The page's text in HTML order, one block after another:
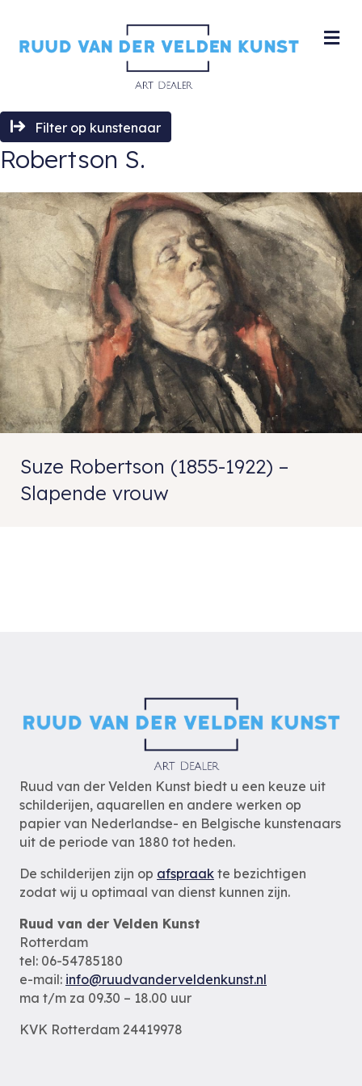
Filter op kunstenaar
Robertson S.
Suze Robertson (1855-1922) –
Slapende vrouw
Ruud van der Velden Kunst biedt u een keuze uit
schilderijen, aquarellen en andere werken op
papier van Nederlandse- en Belgische kunstenaars
uit de periode van 1880 tot heden.
De schilderijen zijn op afspraak te bezichtigen
zodat wij u optimaal van dienst kunnen zijn.
Ruud van der Velden Kunst
Rotterdam
tel: 06-54785180
e-mail: info@ruudvanderveldenkunst.nl
ma t/m za 09.30 – 18.00 uur
KVK Rotterdam 24419978